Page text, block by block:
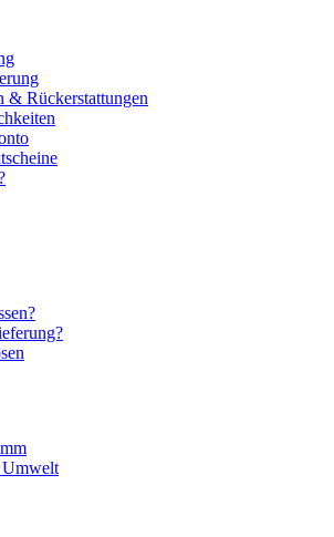
& Rückerstattungen
Umwelt